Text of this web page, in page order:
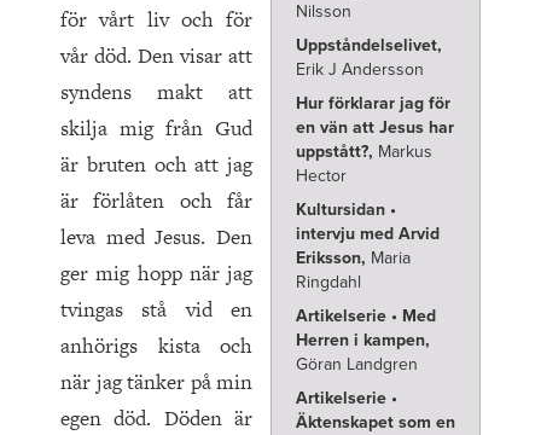
Nilsson
Uppståndelselivet,
Erik J Andersson
Hur förklarar jag för
en vän att Jesus har
uppstått?, Markus
Hector
Kultursidan •
intervju med Arvid
Eriksson, Maria
Ringdahl
Artikelserie • Med
Herren i kampen,
Göran Landgren
Artikelserie •
Äktenskapet som en
för vårt liv och för
vår död. Den visar att
syndens makt att
skilja mig från Gud
är bruten och att jag
är förlåten och får
leva med Jesus. Den
ger mig hopp när jag
tvingas stå vid en
anhörigs kista och
när jag tänker på min
egen död. Döden är